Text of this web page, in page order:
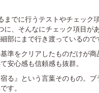
までに行うテストやチェック
に、そんなにチェック項目が
部にまで行き渡っているので
準をクリアしたものだけが商
安心感も信頼感も抜群。
る』という言葉そのもの。ブ
す。